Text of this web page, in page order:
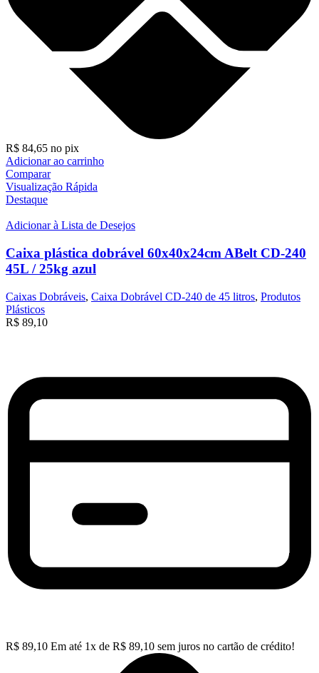
R$ 84,65 no pix
Adicionar ao carrinho
Comparar
Visualização Rápida
Destaque
Adicionar à Lista de Desejos
Caixa plástica dobrável 60x40x24cm ABelt CD-240
45L / 25kg azul
Caixas Dobráveis, Caixa Dobrável CD-240 de 45 litros, Produtos
Plásticos
R$ 89,10
R$ 89,10 Em até 1x de R$ 89,10 sem juros no cartão de crédito!